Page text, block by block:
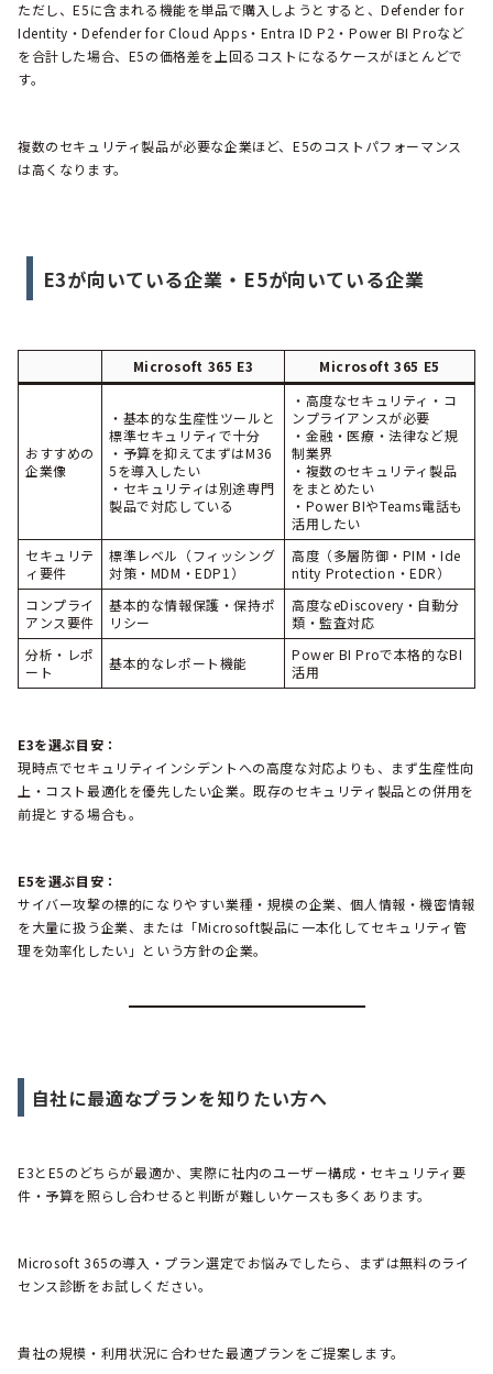
ただし、E5に含まれる機能を単品で購入しようとすると、Defender for
Identity・Defender for Cloud Apps・Entra ID P2・Power BI Proなど
を合計した場合、E5の価格差を上回るコストになるケースがほとんどで
す。
複数のセキュリティ製品が必要な企業ほど、E5のコストパフォーマンス
は高くなります。
E3が向いている企業・E5が向いている企業
Microsoft 365 E3 Microsoft 365 E5
おすすめの
企業像
・基本的な生産性ツールと
標準セキュリティで十分
・予算を抑えてまずはM36
5を導入したい
・セキュリティは別途専門
製品で対応している
・高度なセキュリティ・コ
ンプライアンスが必要
・金融・医療・法律など規
制業界
・複数のセキュリティ製品
をまとめたい
・Power BIやTeams電話も
活用したい
セキュリテ
ィ要件
標準レベル（フィッシング
対策・MDM・EDP1）
高度（多層防御・PIM・Ide
ntity Protection・EDR）
コンプライ
アンス要件
基本的な情報保護・保持ポ
リシー
高度なeDiscovery・自動分
類・監査対応
分析・レポ
ート
基本的なレポート機能
Power BI Proで本格的なBI
活用
E3を選ぶ目安：
現時点でセキュリティインシデントへの高度な対応よりも、まず生産性向
上・コスト最適化を優先したい企業。既存のセキュリティ製品との併用を
前提とする場合も。
E5を選ぶ目安：
サイバー攻撃の標的になりやすい業種・規模の企業、個人情報・機密情報
を大量に扱う企業、または「Microsoft製品に一本化してセキュリティ管
理を効率化したい」という方針の企業。
自社に最適なプランを知りたい方へ
E3とE5のどちらが最適か、実際に社内のユーザー構成・セキュリティ要
件・予算を照らし合わせると判断が難しいケースも多くあります。
Microsoft 365の導入・プラン選定でお悩みでしたら、まずは無料のライ
センス診断をお試しください。
貴社の規模・利用状況に合わせた最適プランをご提案します。